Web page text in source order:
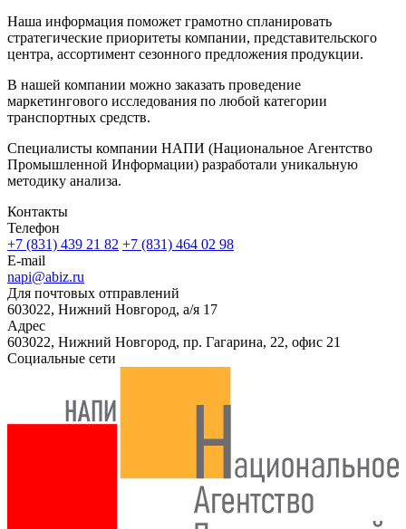
Наша информация поможет грамотно спланировать
стратегические приоритеты компании, представительского
центра, ассортимент сезонного предложения продукции.
В нашей компании можно заказать проведение
маркетингового исследования по любой категории
транспортных средств.
Специалисты компании НАПИ (Национальное Агентство
Промышленной Информации) разработали уникальную
методику анализа.
Контакты
Телефон
+7 (831) 439 21 82 +7 (831) 464 02 98
E-mail
napi@abiz.ru
Для почтовых отправлений
603022, Нижний Новгород, а/я 17
Адрес
603022, Нижний Новгород, пр. Гагарина, 22, офис 21
Социальные сети